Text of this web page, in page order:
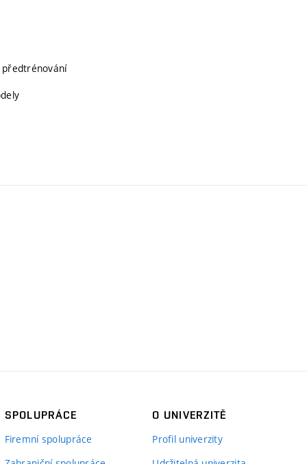
SPOLUPRÁCE
Firemní spolupráce
O UNIVERZITĚ
Profil univerzity